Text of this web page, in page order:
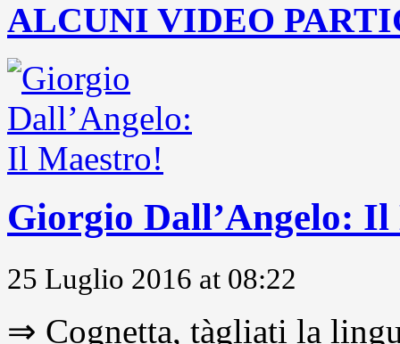
ALCUNI VIDEO
Giorgio Dall’Angelo:
25 Luglio 2016 at 08:22
⇒ Cognetta, tàgliati la